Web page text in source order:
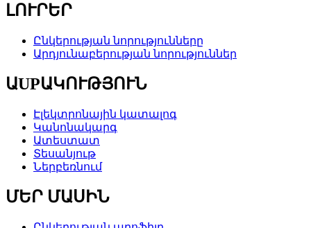
ԼՈՒՐԵՐ
Ընկերության նորությունները
Արդյունաբերության նորություններ
ԱUPԱԿՈՒԹՅՈՒՆ
Էլեկտրոնային կատալոգ
Կանոնակարգ
Ատեստատ
Տեսանյութ
Ներբեռնում
ՄԵՐ ՄԱՍԻՆ